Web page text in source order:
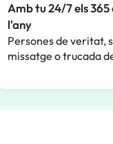
Amb tu 24/7 els 365
l'any
Persones de veritat,
missatge o trucada